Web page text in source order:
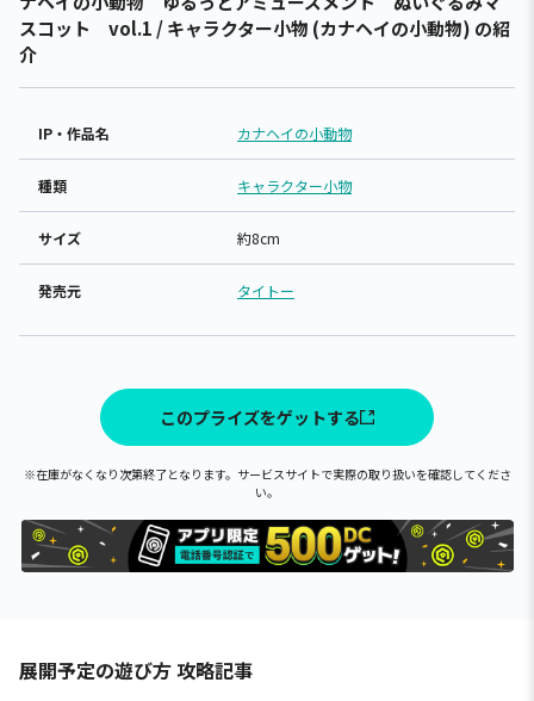
スコット vol.1 / キャラクター小物 (カナヘイの小動物) の紹
介
IP・作品名 カナヘイの小動物
種類 キャラクター小物
サイズ 約8cm
発売元 タイトー
このプライズをゲットする
※在庫がなくなり次第終了となります。サービスサイトで実際の取り扱いを確認してくださ
い。
展開予定の遊び方 攻略記事